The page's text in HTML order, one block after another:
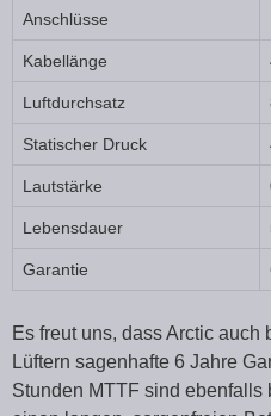
Anschlüsse
Kabellänge
Luftdurchsatz
Statischer Druck
Lautstärke
Lebensdauer
Garantie
Es freut uns, dass Arctic
Lüftern sagenhafte 6 Jahre
Stunden MTTF sind